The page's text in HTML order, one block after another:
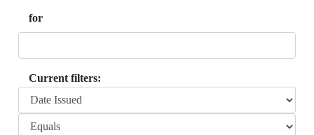
for
Current filters: